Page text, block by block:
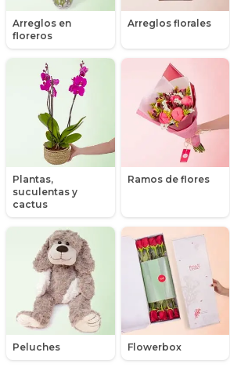
Arreglos en
floreros
Arreglos florales
Plantas,
suculentas y
cactus
Ramos de flores
Peluches Flowerbox
Girasoles
Globos
Graduación
Hipericum
Libros
Maules
Mensajes
Minirosas
Nacimiento de niños